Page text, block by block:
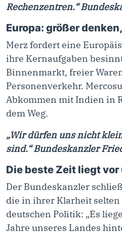
Rechenzentren.“
Europa: größer
Merz fordert eine
ihre Kernaufgaben
Binnenmarkt, freier
Personenverkehr.
Abkommen mit Indien in
dem Weg.
„Wir dürfen uns nicht
sind.“ Bundeskanzler
Die beste Zeit liegt vor
Der Bundeskanzler
die in ihrer Klarheit
deutschen Politik: „Es
Jahre unseres Landes